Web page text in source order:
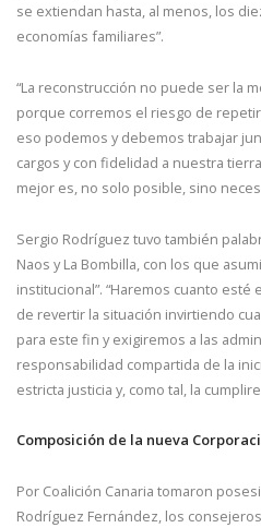
se extiendan hasta, al menos, los
economías familiares”.
“La reconstrucción no puede ser la
porque corremos el riesgo de
eso podemos y debemos trabajar
cargos y con fidelidad a nuestra
mejor es, no solo posible, sino
Sergio Rodríguez tuvo también
Naos y La Bombilla, con los que
institucional”. “Haremos cuanto
de revertir la situación invirtiendo
para este fin y exigiremos a las
responsabilidad compartida de la
estricta justicia y, como tal, la
Composición de la nueva
Por Coalición Canaria tomaron
Rodríguez Fernández, los